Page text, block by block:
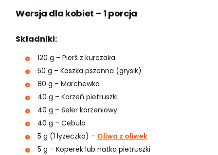
Wersja dla kobiet – 1 porcja
Składniki:
120 g – Pierś z kurczaka
50 g – Kaszka pszenna (grysik)
80 g – Marchewka
40 g – Korzeń pietruszki
40 g – Seler korzeniowy
40 g – Cebula
5 g (1 łyżeczka) – Oliwa z oliwek
5 g – Koperek lub natka pietruszki